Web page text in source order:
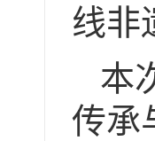
线非
本
传承